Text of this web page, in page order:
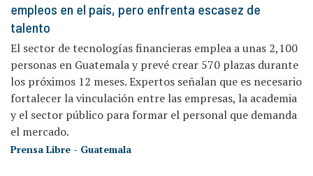
empleos en el país, pero enfrenta escasez de
talento
El sector de tecnologías financieras emplea a unas 2,100
personas en Guatemala y prevé crear 570 plazas durante
los próximos 12 meses. Expertos señalan que es necesario
fortalecer la vinculación entre las empresas, la academia
y el sector público para formar el personal que demanda
el mercado.
Prensa Libre - Guatemala